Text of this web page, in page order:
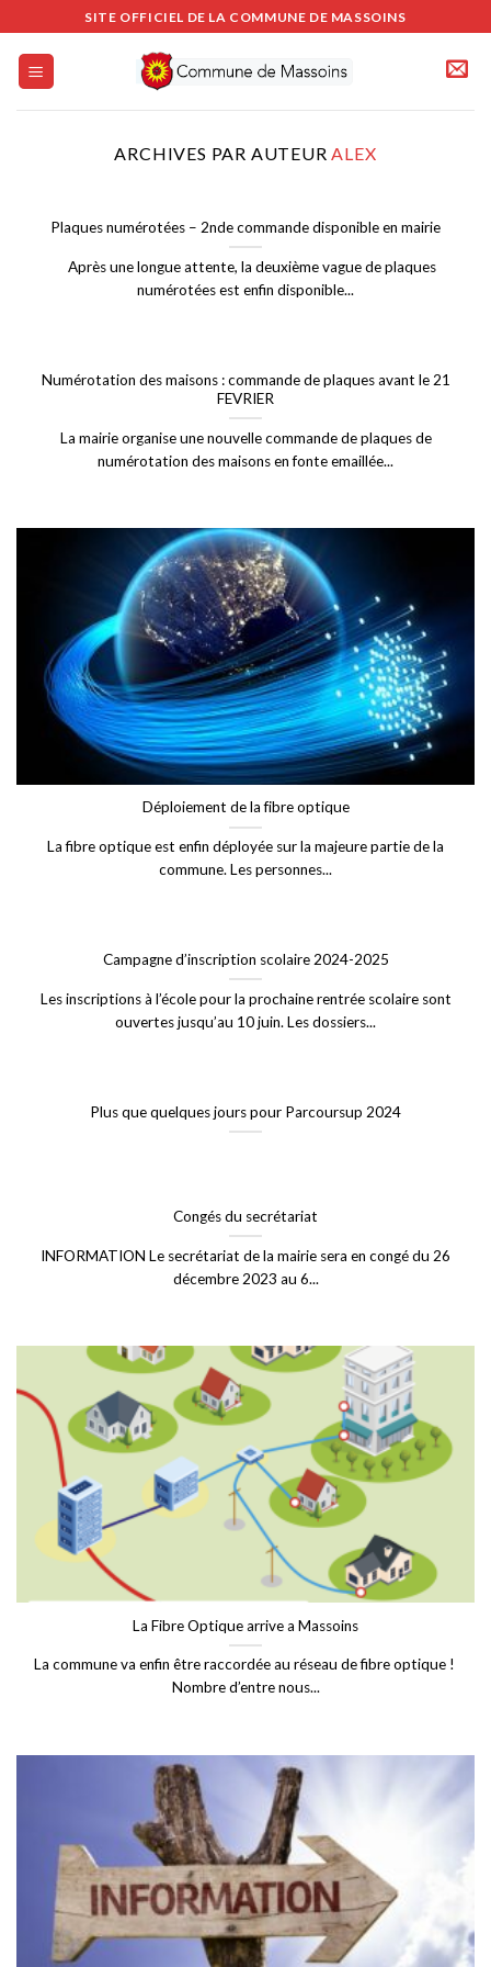
au
contenu
SITE OFFICIEL DE LA COMMUNE DE MASSOINS
ARCHIVES PAR AUTEURALEX
Plaques numérotées – 2nde commande disponible en mairie
Après une longue attente, la deuxième vague de plaques
numérotées est enfin disponible...
Numérotation des maisons : commande de plaques avant le 21
FEVRIER
La mairie organise une nouvelle commande de plaques de
numérotation des maisons en fonte emaillée...
Déploiement de la fibre optique
La fibre optique est enfin déployée sur la majeure partie de la
commune. Les personnes...
Campagne d’inscription scolaire 2024-2025
Les inscriptions à l’école pour la prochaine rentrée scolaire sont
ouvertes jusqu’au 10 juin. Les dossiers...
Plus que quelques jours pour Parcoursup 2024
Congés du secrétariat
INFORMATION Le secrétariat de la mairie sera en congé du 26
décembre 2023 au 6...
La Fibre Optique arrive a Massoins
La commune va enfin être raccordée au réseau de fibre optique !
Nombre d’entre nous...